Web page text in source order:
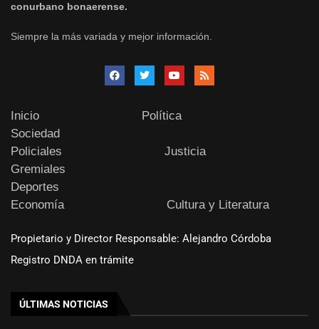
conurbano bonaerense.
Siempre la más variada y mejor información.
Inicio
Política
Sociedad
Policiales
Justicia
Gremiales
Deportes
Economía
Cultura y Literatura
Propietario y Director Responsable: Alejandro Córdoba
Registro DNDA en trámite
ÚLTIMAS NOTICIAS